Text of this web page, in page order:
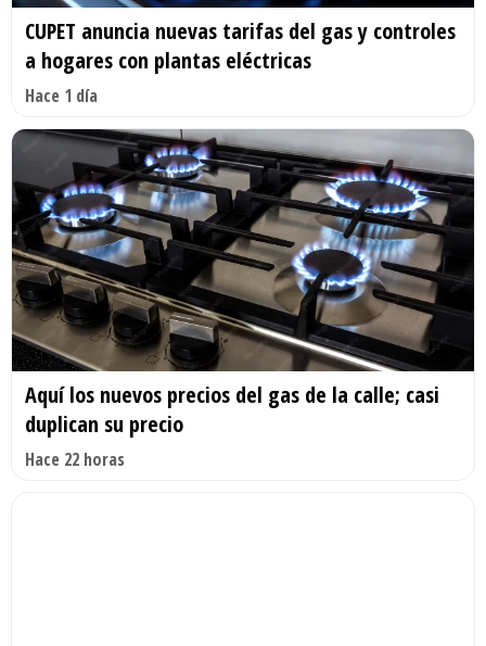
CUPET anuncia nuevas tarifas del gas y controles
a hogares con plantas eléctricas
Hace 1 día
Aquí los nuevos precios del gas de la calle; casi
duplican su precio
Hace 22 horas